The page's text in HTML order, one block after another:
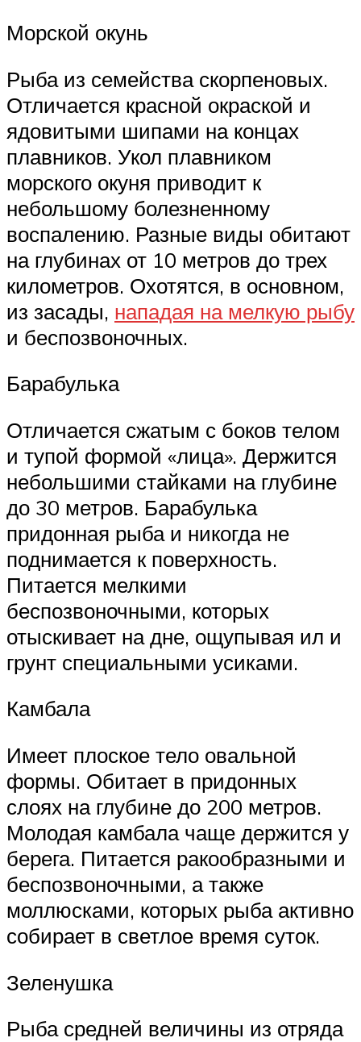
Морской окунь
Рыба из семейства скорпеновых.
Отличается красной окраской и
ядовитыми шипами на концах
плавников. Укол плавником
морского окуня приводит к
небольшому болезненному
воспалению. Разные виды обитают
на глубинах от 10 метров до трех
километров. Охотятся, в основном,
из засады, нападая на мелкую рыбу
и беспозвоночных.
Барабулька
Отличается сжатым с боков телом
и тупой формой «лица». Держится
небольшими стайками на глубине
до 30 метров. Барабулька
придонная рыба и никогда не
поднимается к поверхность.
Питается мелкими
беспозвоночными, которых
отыскивает на дне, ощупывая ил и
грунт специальными усиками.
Камбала
Имеет плоское тело овальной
формы. Обитает в придонных
слоях на глубине до 200 метров.
Молодая камбала чаще держится у
берега. Питается ракообразными и
беспозвоночными, а также
моллюсками, которых рыба активно
собирает в светлое время суток.
Зеленушка
Рыба средней величины из отряда